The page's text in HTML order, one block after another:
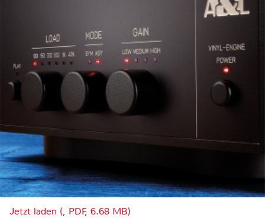
Jetzt laden (, PDF, 6.68 MB)